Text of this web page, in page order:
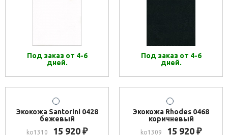
Под заказ от 4-6
дней.
Под заказ от 4-6
дней.
Экокожа Santorini 0428
бежевый
ko1310 15 920 ₽
Экокожа Rhodes 0468
коричневый
ko1309 15 920 ₽